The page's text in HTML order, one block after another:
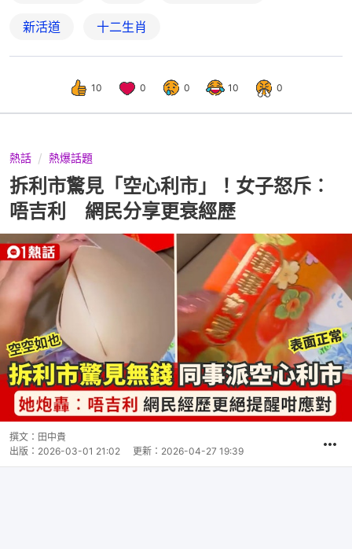
新活道 十二生肖
10 0 0 10 0
熱話 熱爆話題
拆利市驚見「空心利市」！女子怒斥︰
唔吉利 網民分享更衰經歷
撰文： 田中貴
出版： 2026-03-01 21:02 更新： 2026-04-27 19:39